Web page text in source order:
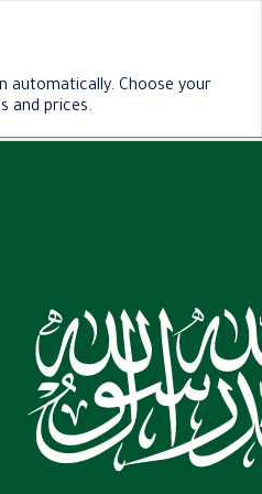
automatically. Choose your
and prices.